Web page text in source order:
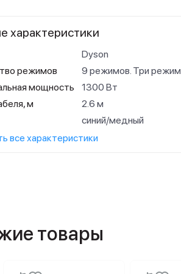
характеристики
Dyson
режимов
9 режимов. Три
мощность
1300 Вт
м
2.6 м
синий/медный
все характеристики
товары